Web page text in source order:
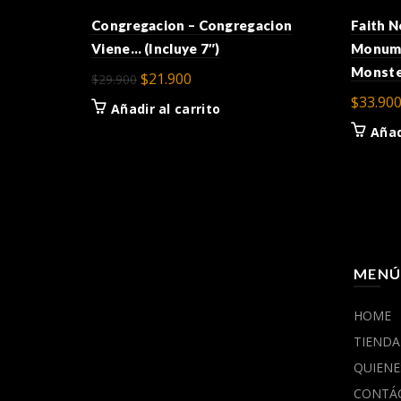
Congregacion – Congregacion
Viene… (Incluye 7″)
$29.900 El
precio
$21.900
precio
Añadir al carrito
Faith
$33.900
MENÚ
HOME
TIENDA